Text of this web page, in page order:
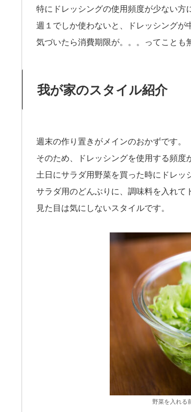
特にドレッシングの使用頻度が少ない方
週１でしか使わないと、ドレッシングが
気づいたら消費期限が。。。ってことも
我が家のスタイル紹介
週末の作り置きがメインのおかずです。
そのため、ドレッシングを使用する頻度
土日にサラダ用野菜を買った時にドレッ
サラダ用のどんぶりに、調味料を入れて
見た目は気にしないスタイルです。
野菜を入れる